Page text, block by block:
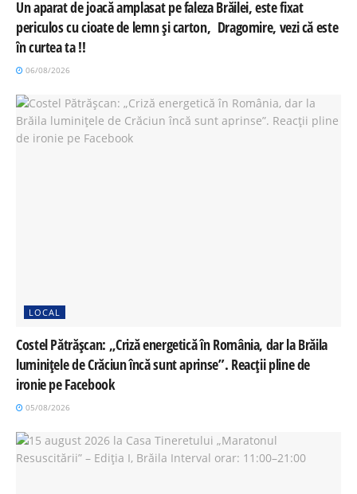
Un aparat de joacă amplasat pe faleza Brăilei, este fixat
periculos cu cioate de lemn și carton, Dragomire, vezi că este
în curtea ta !!
06/08/2026
LOCAL
Costel Pătrășcan: „Criză energetică în România, dar la Brăila
luminițele de Crăciun încă sunt aprinse”. Reacții pline de
ironie pe Facebook
05/08/2026